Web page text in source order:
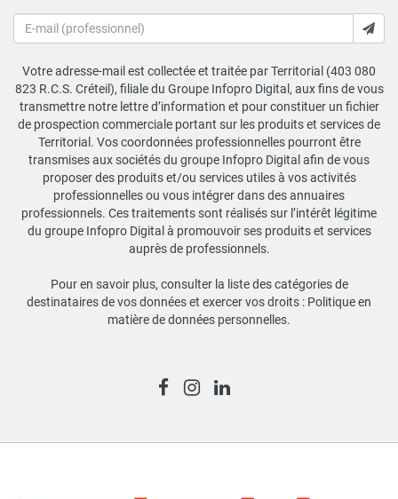
Votre adresse-mail est collectée et traitée par Territorial (403 080
823 R.C.S. Créteil), filiale du Groupe Infopro Digital, aux fins de vous
transmettre notre lettre d’information et pour constituer un fichier
de prospection commerciale portant sur les produits et services de
Territorial. Vos coordonnées professionnelles pourront être
transmises aux sociétés du groupe Infopro Digital afin de vous
proposer des produits et/ou services utiles à vos activités
professionnelles ou vous intégrer dans des annuaires
professionnels. Ces traitements sont réalisés sur l’intérêt légitime
du groupe Infopro Digital à promouvoir ses produits et services
auprès de professionnels.
Pour en savoir plus, consulter la liste des catégories de
destinataires de vos données et exercer vos droits : Politique en
matière de données personnelles.